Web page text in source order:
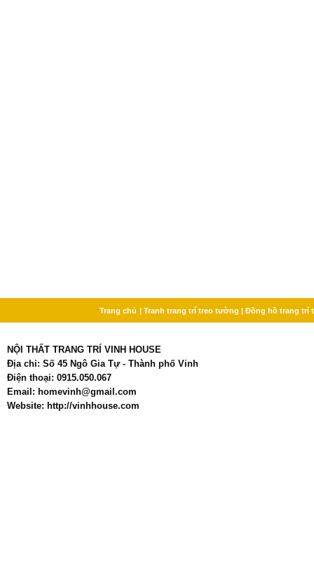
Trang chủ | Tranh trang trí treo tường | Đồng hồ trang trí
NỘI THẤT TRANG TRÍ VINH HOUSE
Địa chỉ: Số 45 Ngô Gia Tự - Thành phố Vinh
Điện thoại: 0915.050.067
Email: homevinh@gmail.com
Website: http://vinhhouse.com